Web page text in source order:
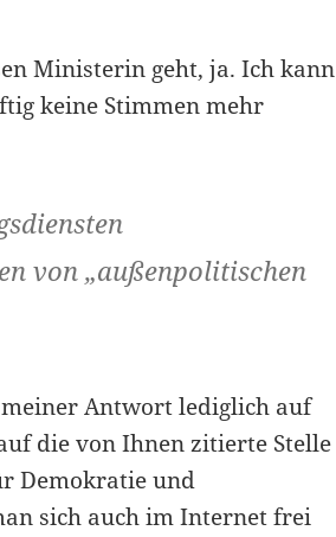
Ministerin geht, ja. Ich kann
keine Stimmen mehr
von „außenpolitischen
Antwort lediglich auf
die von Ihnen zitierte Stelle
Demokratie und
sich auch im Internet frei